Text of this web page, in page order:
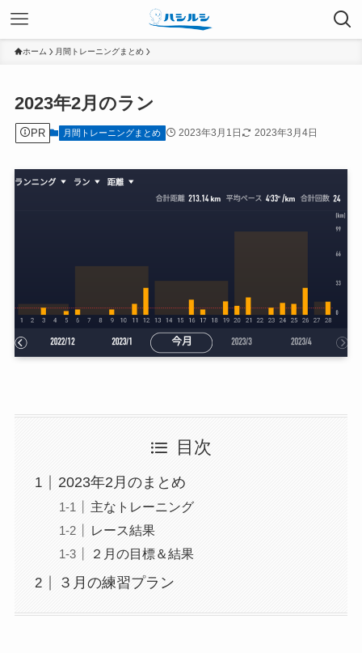
ホーム 月間トレーニングまとめ
2023年2月のラン
PR 月間トレーニングまとめ 2023年3月1日 2023年3月4日
目次
2023年2月のまとめ
主なトレーニング
レース結果
２月の目標＆結果
３月の練習プラン